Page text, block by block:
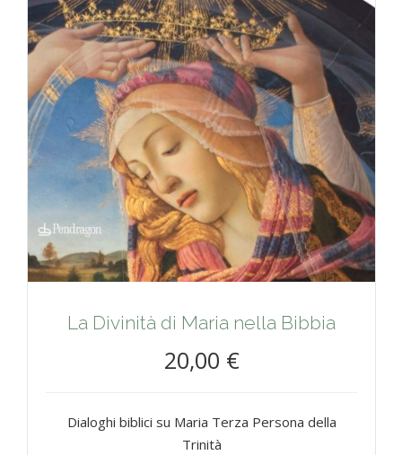
La Divinità di Maria nella Bibbia
20,00 €
Dialoghi biblici su Maria Terza Persona della
Trinità